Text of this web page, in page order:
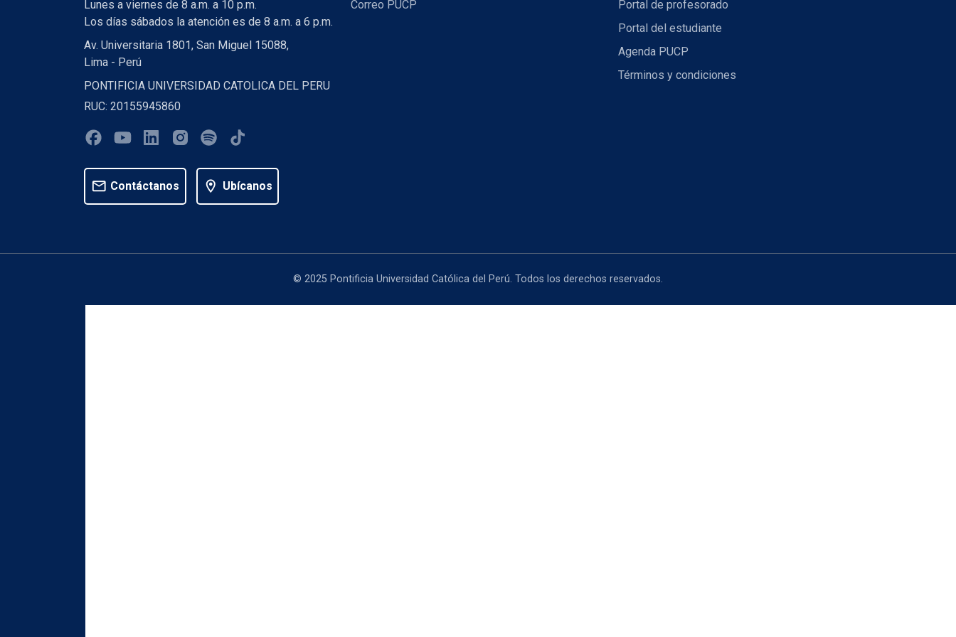
Lunes a viernes de 8 a.m. a 10 p.m.
Los días sábados la atención es de 8 a.m. a 6 p.m.
Av. Universitaria 1801, San Miguel 15088,
Lima - Perú
PONTIFICIA UNIVERSIDAD CATOLICA DEL PERU
RUC: 20155945860
mail Contáctanos location_on Ubícanos
Correo PUCP
Portal de profesorado
Portal del estudiante
Agenda PUCP
Términos y condiciones
© 2025 Pontificia Universidad Católica del Perú. Todos los derechos reservados.